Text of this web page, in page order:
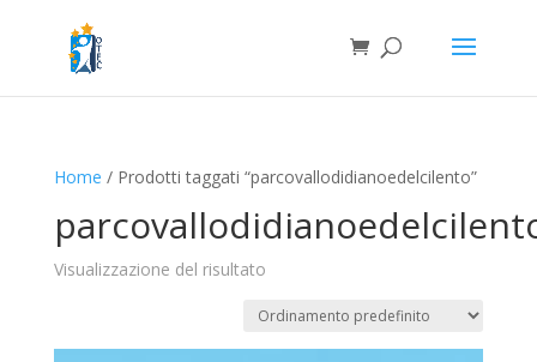
Home / Prodotti taggati “parcovallodidianoedelcilento”
Visualizzazione del risultato